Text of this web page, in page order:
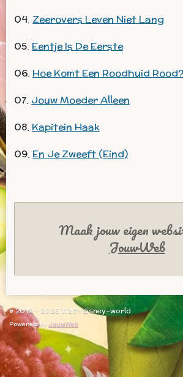
04. Zeerovers Leven Niet Lang
05. Eentje Is De Eerste
06. Hoe Komt Een Roodhuid Rood?
07. Jouw Moeder Alleen
08. Kapitein Haak
09. En Je Zweeft (Eind)
Maak jouw eigen
JouwWeb
© 2012 - 2026 Walt-disney-world
Powered by JouwWeb